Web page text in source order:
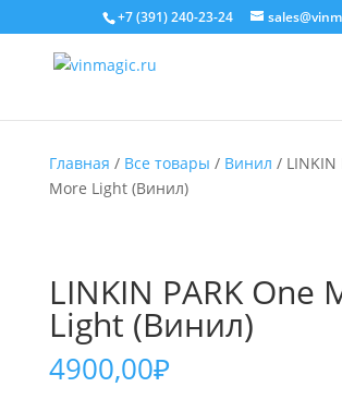
+7 (391) 240-23-24
Главная / Все товары / Винил / LINKIN
More Light (Винил)
LINKIN PARK One
Light (Винил)
4900,00₽